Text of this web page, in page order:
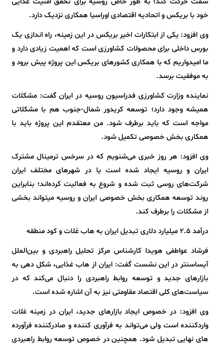
خود با بریکس و اتحادیه اقتصادی اوراسیا همکاری نزدیک دارد.
وی افزود: یکی از ابتکارات اخیر بریکس در این زمینه، راه اندازی یک
بورس داخلی برای محصولات کشاورزی است که اهمیت زیادی دارد و
ما امیدواریم که با همکاری کشورهای بریکس این پروژه پیش برود و
به موفقیت برسد.
نماینده وزارت کشاورزی فدراسیون روسیه در ایران گفت: مشکلات
همیشه وجود دارد؛ توسعه کریدور شمال-جنوب هم با مشکلاتی
مواجه است که باید برطرف شود. من معتقدم این پروژه باید با
همکاری بخش خصوصی تکمیل شود.
وی افزود: هر روز خبری می‌شنویم که در سرخس ترمینال مشترک
ایران و روسیه ایجاد شده است یا در شهرهای مختلف ایران
شرکت‌های روسی ثبت شده و شروع به فعالیت کرده‌اند؛ بنابراین
روند توسعه همکاری بخش خصوصی ایران و روسیه میتواند بخشی
از مشکلات را برطرف کند.
درآمد ۲.۵ میلیارد دلاری تبدیل ایران به هاب غلات و کود منطقه
فرشاد عواطفی هویدا کارشناس مرکز تحلیل راهبردی و بین‌الملل
آیساسنتر در این نشست گفت: ایران از هاب غذایی، شکل دهی به
بازارهای جدید و توسعه روابط راهبردی را دنبال می‌کند که در
سیاست‌های کلی اقتصاد مقاومتی نیز به آن اشاره شده است.
وی افزود: در خصوص ایجاد بازارهای جدید، ایران در زمینه غلات
واردکننده است ولی می‌تواند به فرآوری کننده و صادرکننده فرآورده
های نهایی تبدیل شود. همچنین در خصوص توسعه روابط راهبردی